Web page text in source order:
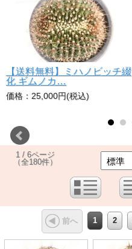
【送料無料】ミハノビッチ綴
化 ギムノカ…
価格：25,000円(税込)
1 / 6ページ
（全180件）
前へ 1 2